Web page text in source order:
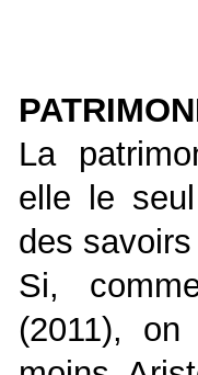
La
elle le
des
Si,
(2011),